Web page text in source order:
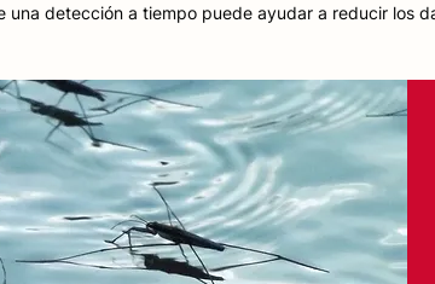
una detección a tiempo puede ayudar a reducir los